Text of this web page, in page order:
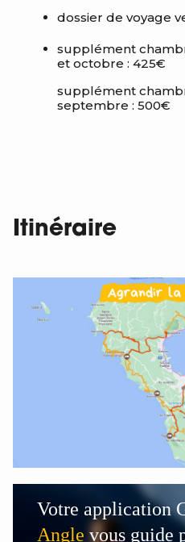
dossier de voyage
supplément
et octobre : 425€
supplément
septembre : 500€
Itinéraire
Votre application
Angle vous guide